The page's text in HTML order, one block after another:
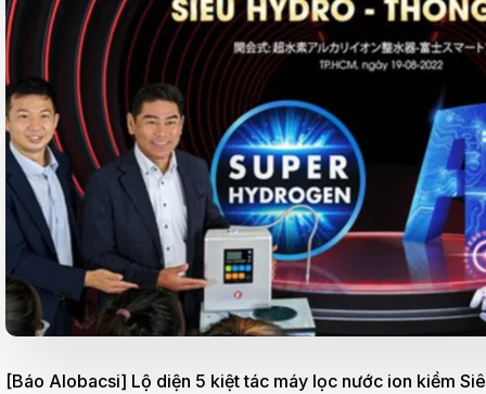
[Báo Alobacsi] Lộ diện 5 kiệt tác máy lọc nước ion kiềm